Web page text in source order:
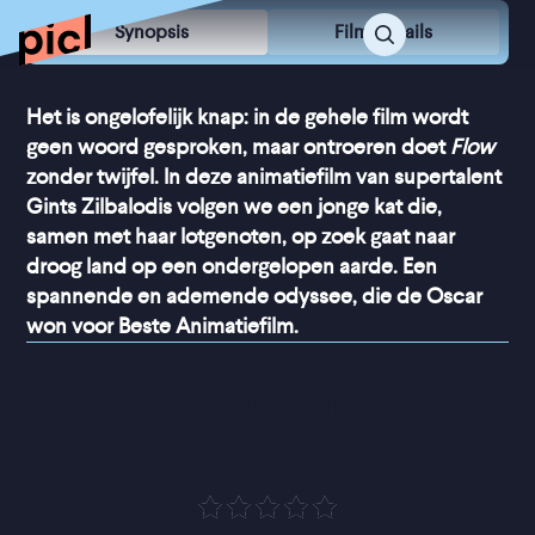
Synopsis Film Details
Het is ongelofelijk knap: in de gehele film wordt
geen woord gesproken, maar ontroeren doet Flow
zonder twijfel. In deze animatiefilm van supertalent
Gints Zilbalodis volgen we een jonge kat die,
samen met haar lotgenoten, op zoek gaat naar
droog land op een ondergelopen aarde. Een
spannende en ademende odyssee, die de Oscar
won voor Beste Animatiefilm.